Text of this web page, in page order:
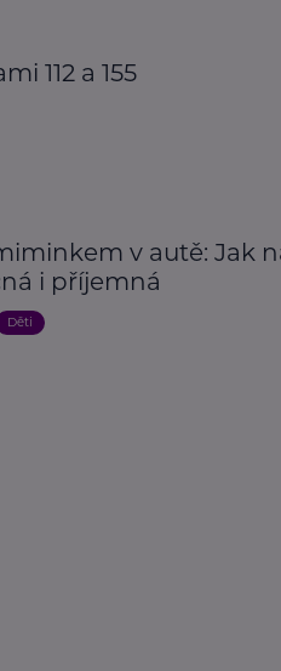
112 a 155
v autě: Jak
i příjemná
Děti